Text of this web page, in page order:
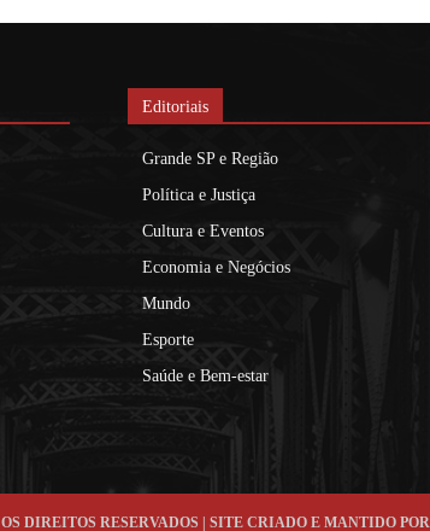
Editoriais
Grande SP e Região
Política e Justiça
Cultura e Eventos
Economia e Negócios
Mundo
Esporte
Saúde e Bem-estar
DIREITOS RESERVADOS | SITE CRIADO E MANTIDO POR